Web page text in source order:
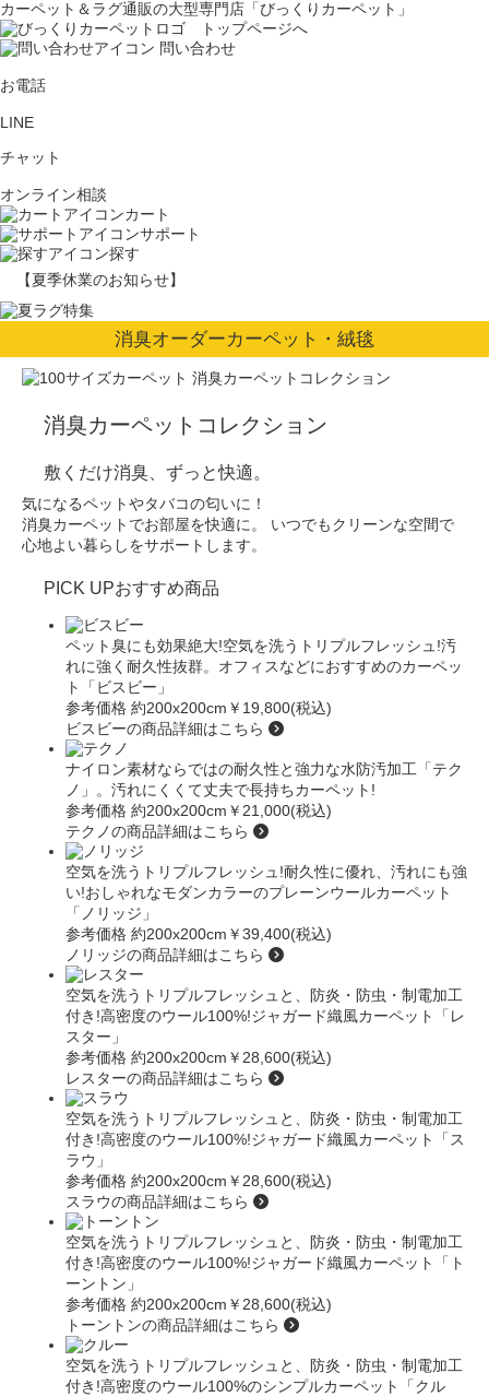
カーペット＆ラグ通販の大型専門店「びっくりカーペット」
問い合わせ
お電話
LINE
チャット
オンライン相談
カート
サポート
探す
【夏季休業のお知らせ】
消臭オーダーカーペット・絨毯
消臭カーペットコレクション
敷くだけ消臭、ずっと快適。
気になるペットやタバコの匂いに！
消臭カーペットでお部屋を快適に。
いつでもクリーンな空間で
心地よい暮らしをサポートします。
PICK UPおすすめ商品
ペット臭にも効果絶大!空気を洗うトリプルフレッシュ!汚
れに強く耐久性抜群。オフィスなどにおすすめのカーペッ
ト
「ビスビー」
参考価格 約200x200cm ￥19,800(税込)
ビスビーの商品詳細はこちら
ナイロン素材ならではの耐久性と強力な水防汚加工 「テク
ノ」
。汚れにくくて丈夫で長持ちカーペット!
参考価格 約200x200cm ￥21,000(税込)
テクノの商品詳細はこちら
空気を洗うトリプルフレッシュ!耐久性に優れ、汚れにも強
い!おしゃれなモダンカラーのプレーンウールカーペット
「ノリッジ」
参考価格 約200x200cm ￥39,400(税込)
ノリッジの商品詳細はこちら
空気を洗うトリプルフレッシュと、防炎・防虫・制電加工
付き!高密度のウール100%!ジャガード織風カーペット
「レ
スター」
参考価格 約200x200cm ￥28,600(税込)
レスターの商品詳細はこちら
空気を洗うトリプルフレッシュと、防炎・防虫・制電加工
付き!高密度のウール100%!ジャガード織風カーペット
「ス
ラウ」
参考価格 約200x200cm ￥28,600(税込)
スラウの商品詳細はこちら
空気を洗うトリプルフレッシュと、防炎・防虫・制電加工
付き!高密度のウール100%!ジャガード織風カーペット「ト
ーントン」
参考価格 約200x200cm ￥28,600(税込)
トーントンの商品詳細はこちら
空気を洗うトリプルフレッシュと、防炎・防虫・制電加工
付き!高密度のウール100%のシンプルカーペット「クル